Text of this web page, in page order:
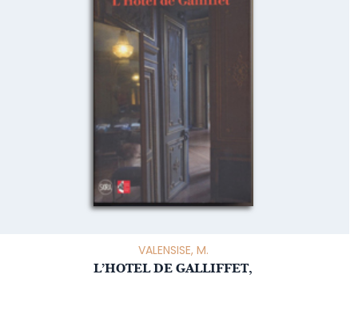
VALENSISE, M.
L’HOTEL DE GALLIFFET,